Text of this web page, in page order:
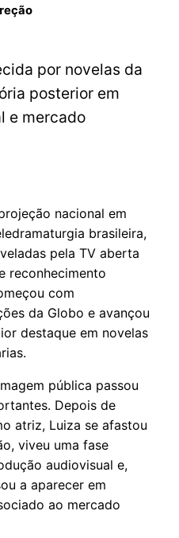
por novelas da
posterior em
e mercado
nacional em
brasileira,
pela TV aberta
reconhecimento
com
da Globo e avançou
destaque em novelas
pública passou
Depois de
atriz, Luiza se afastou
viveu uma fase
audiovisual e,
a aparecer em
ao mercado